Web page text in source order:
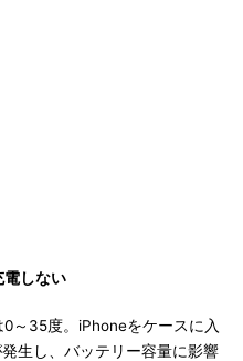
電しない
～35度。iPhoneをケースに入
生し、バッテリー容量に影響